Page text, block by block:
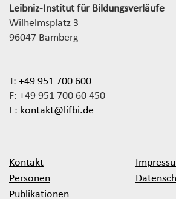
Leibniz-Institut für Bildungsverläufe
Wilhelmsplatz 3
96047 Bamberg
T: +49 951 700 600
F: +49 951 700 60 450
E: kontakt@lifbi.de
Kontakt
Personen
Publikationen